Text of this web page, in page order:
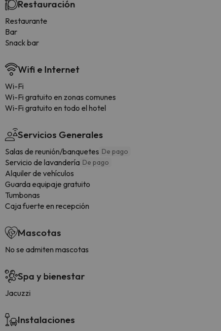
Restauración
Restaurante
Bar
Snack bar
Wifi e Internet
Wi-Fi
Wi-Fi gratuito en zonas comunes
Wi-Fi gratuito en todo el hotel
Servicios Generales
Salas de reunión/banquetes De pago
Servicio de lavandería De pago
Alquiler de vehículos
Guarda equipaje gratuito
Tumbonas
Caja fuerte en recepción
Mascotas
No se admiten mascotas
Spa y bienestar
Jacuzzi
Instalaciones